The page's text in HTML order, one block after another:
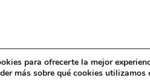
en Madrid | Funciona
para ofrecerte la mejor
más sobre qué cookies